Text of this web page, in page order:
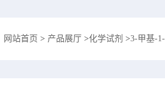
网站首页 > 产品展厅 >化学试剂 >3-甲基-